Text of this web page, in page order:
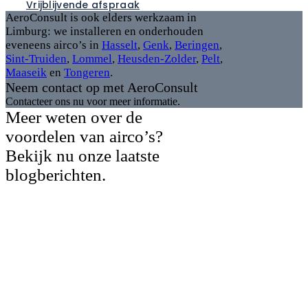
Vrijblijvende afspraak
AeroConsult is ook elders werkzaam in
Limburg: we installeren en onderhouden
eveneens airco’s in Hasselt, Genk, Beringen,
Sint-Truiden, Lommel, Heusden-Zolder, Pelt,
Maaseik en Tongeren.
Neem contact op met AeroConsult
Contacteer ons nu voor meer informatie.
Meer weten over de
voordelen van airco’s?
Bekijk nu onze laatste
blogberichten.